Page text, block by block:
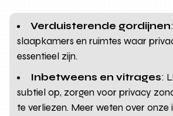
Verduisterende gordijnen
slaapkamers en ruimtes waar
essentieel zijn.
Inbetweens en vitrages:
subtiel op, zorgen voor privacy
te verliezen. Meer weten over onze